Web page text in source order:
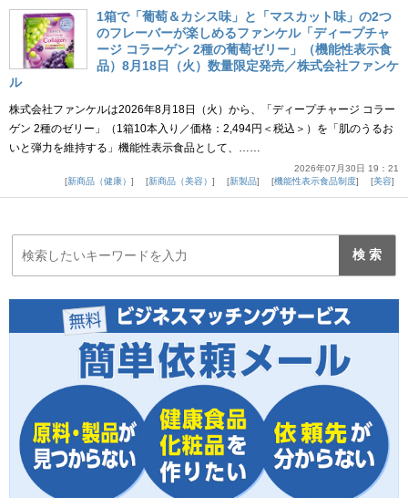
1箱で「葡萄＆カシス味」と「マスカット味」の2つ
のフレーバーが楽しめるファンケル「ディープチャ
ージ コラーゲン 2種の葡萄ゼリー」（機能性表示食
品）8月18日（火）数量限定発売／株式会社ファンケ
ル
株式会社ファンケルは2026年8月18日（火）から、「ディープチャージ コラー
ゲン 2種のゼリー」（1箱10本入り／価格：2,494円＜税込＞）を「肌のうるお
いと弾力を維持する」機能性表示食品として、……
2026年07月30日 19：21
新商品（健康）
新商品（美容） 新製品 機能性表示食品制度 美容